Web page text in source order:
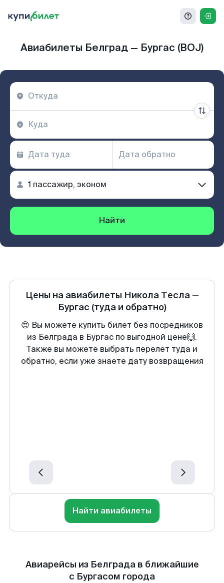
Авиабилеты Белград — Бургас (BOJ)
Найти
Цены на авиабилеты Никола Тесла—
Бургас (туда и обратно)
😍 Вы можете купить билет без посредников
из Белграда в Бургас по выгодной цене🙌.
Также вы можете выбрать перелет туда и
обратно, если уже знаете дату возвращения
Найти авиабилеты
Авиарейсы из Белграда в ближайшие
с Бургасом города